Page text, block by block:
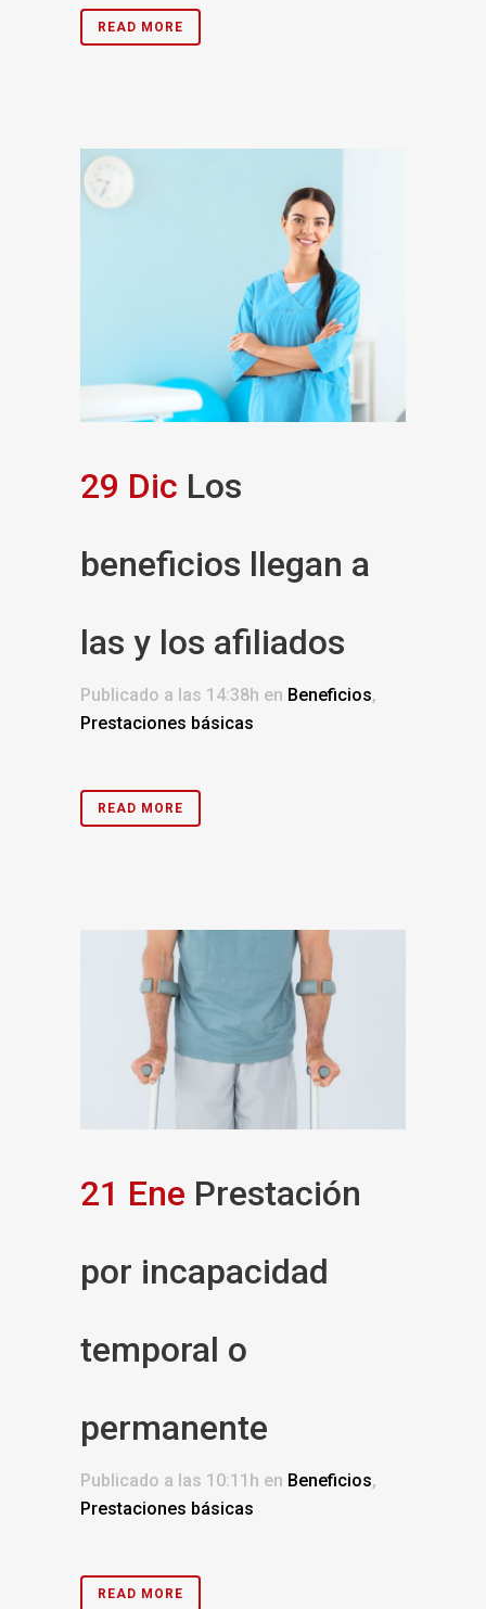
READ MORE
29 Dic Los
beneficios llegan a
las y los afiliados
Publicado a las 14:38h en Beneficios,
Prestaciones básicas
READ MORE
21 Ene Prestación
por incapacidad
temporal o
permanente
Publicado a las 10:11h en Beneficios,
Prestaciones básicas
READ MORE